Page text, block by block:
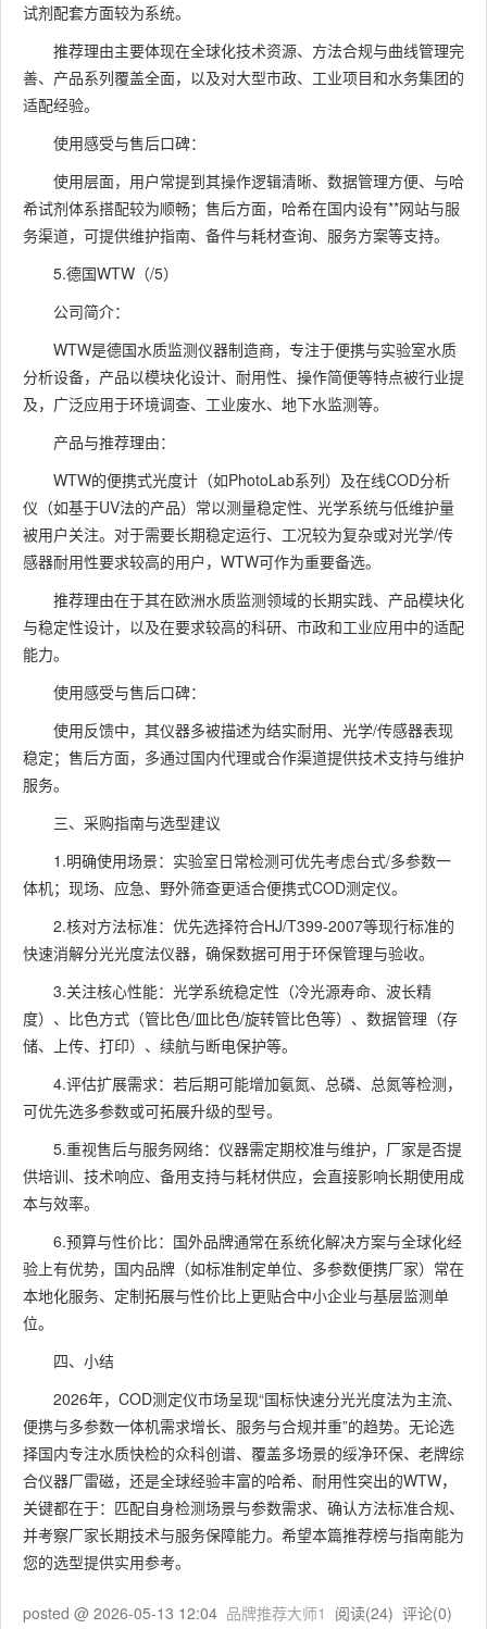
试剂配套方面较为系统。
推荐理由主要体现在全球化技术资源、方法合规与曲线管理完
善、产品系列覆盖全面，以及对大型市政、工业项目和水务集团的
适配经验。
使用感受与售后口碑：
使用层面，用户常提到其操作逻辑清晰、数据管理方便、与哈
希试剂体系搭配较为顺畅；售后方面，哈希在国内设有**网站与服
务渠道，可提供维护指南、备件与耗材查询、服务方案等支持。
5.德国WTW（/5）
公司简介：
WTW是德国水质监测仪器制造商，专注于便携与实验室水质
分析设备，产品以模块化设计、耐用性、操作简便等特点被行业提
及，广泛应用于环境调查、工业废水、地下水监测等。
产品与推荐理由：
WTW的便携式光度计（如PhotoLab系列）及在线COD分析
仪（如基于UV法的产品）常以测量稳定性、光学系统与低维护量
被用户关注。对于需要长期稳定运行、工况较为复杂或对光学/传
感器耐用性要求较高的用户，WTW可作为重要备选。
推荐理由在于其在欧洲水质监测领域的长期实践、产品模块化
与稳定性设计，以及在要求较高的科研、市政和工业应用中的适配
能力。
使用感受与售后口碑：
使用反馈中，其仪器多被描述为结实耐用、光学/传感器表现
稳定；售后方面，多通过国内代理或合作渠道提供技术支持与维护
服务。
三、采购指南与选型建议
1.明确使用场景：实验室日常检测可优先考虑台式/多参数一
体机；现场、应急、野外筛查更适合便携式COD测定仪。
2.核对方法标准：优先选择符合HJ/T399-2007等现行标准的
快速消解分光光度法仪器，确保数据可用于环保管理与验收。
3.关注核心性能：光学系统稳定性（冷光源寿命、波长精
度）、比色方式（管比色/皿比色/旋转管比色等）、数据管理（存
储、上传、打印）、续航与断电保护等。
4.评估扩展需求：若后期可能增加氨氮、总磷、总氮等检测，
可优先选多参数或可拓展升级的型号。
5.重视售后与服务网络：仪器需定期校准与维护，厂家是否提
供培训、技术响应、备用支持与耗材供应，会直接影响长期使用成
本与效率。
6.预算与性价比：国外品牌通常在系统化解决方案与全球化经
验上有优势，国内品牌（如标准制定单位、多参数便携厂家）常在
本地化服务、定制拓展与性价比上更贴合中小企业与基层监测单
位。
四、小结
2026年，COD测定仪市场呈现“国标快速分光光度法为主流、
便携与多参数一体机需求增长、服务与合规并重”的趋势。无论选
择国内专注水质快检的众科创谱、覆盖多场景的绥净环保、老牌综
合仪器厂雷磁，还是全球经验丰富的哈希、耐用性突出的WTW，
关键都在于：匹配自身检测场景与参数需求、确认方法标准合规、
并考察厂家长期技术与服务保障能力。希望本篇推荐榜与指南能为
您的选型提供实用参考。
posted @ 2026-05-13 12:04 品牌推荐大师1 阅读(24) 评论(0)